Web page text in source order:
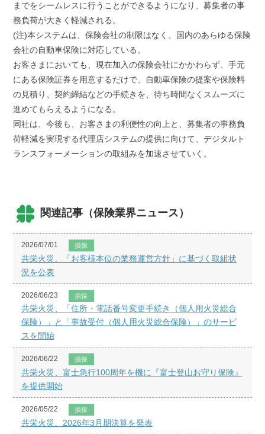
までをシームレスに行うことができるようになり、募集者の事
務負荷が大きく軽減される。
(注)本システムは、保険会社の制限はなく、国内のあらゆる保険
会社の自動車保険に対応している。
お客さまにおいても、現在加入の保険会社にかかわらず、手元
にある保険証券を用意するだけで、自動車保険の提案や保険料
の見積り、契約締結などの手続きを、待ち時間なくスムーズに
進めてもらえるようになる。
同社は、今後も、お客さまの利便性の向上と、募集者の事務負
荷軽減を実現する代理店システムの提供に向けて、デジタルト
ランスフォーメーションの取組みを加速させていく。
関連記事（保険業界ニュース）
2026/07/01 損保
共栄火災、「お客様本位の業務運営方針」に基づく取組状
況を公表
2026/06/23 損保
共栄火災、「住所・電話番号変更手続き（個人用火災総合
保険）」と「事故受付（個人用火災総合保険）」のサービ
スを開始
2026/06/22 損保
共栄火災、富士急行100周年を機に『富士登山お守り保険』
を提供開始
2026/05/22 損保
共栄火災、2026年3月期決算を発表